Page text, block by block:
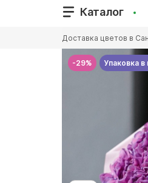
Каталог
здесь
Доставка цветов в
-29% Упаковка